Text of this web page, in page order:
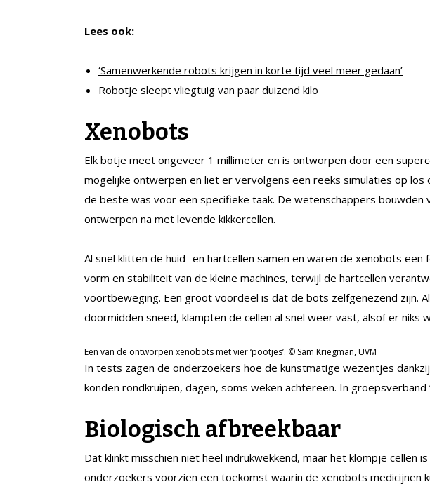
Lees ook:
‘Samenwerkende robots krijgen in korte tijd veel meer gedaan’
Robotje sleept vliegtuig van paar duizend kilo
Xenobots
Elk botje meet ongeveer 1 millimeter en is ontworpen door een
mogelijke ontwerpen en liet er vervolgens een reeks simulaties op los
de beste was voor een specifieke taak. De wetenschappers bouwden
ontwerpen na met levende kikkercellen.
Al snel klitten de huid- en hartcellen samen en waren de xenobots een
vorm en stabiliteit van de kleine machines, terwijl de hartcellen
voortbeweging. Een groot voordeel is dat de bots zelfgenezend zijn.
doormidden sneed, klampten de cellen al snel weer vast, alsof er niks
Een van de ontworpen xenobots met vier ‘pootjes’. © Sam Kriegman, UVM
In tests zagen de onderzoekers hoe de kunstmatige wezentjes
konden rondkruipen, dagen, soms weken achtereen. In groepsverband
Biologisch afbreekbaar
Dat klinkt misschien niet heel indrukwekkend, maar het klompje cellen
onderzoekers voorzien een toekomst waarin de xenobots medicijnen